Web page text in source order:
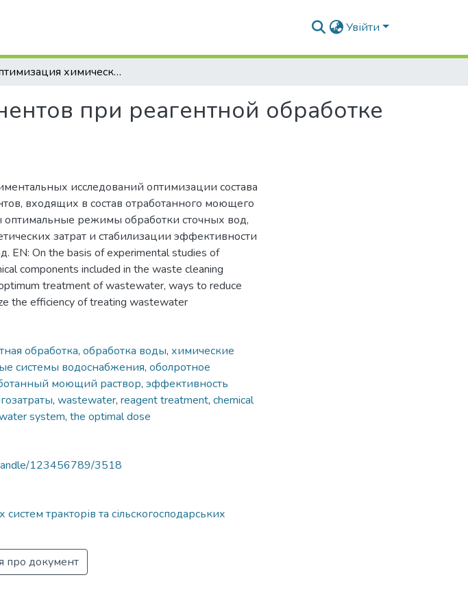
Увійти
Оптимизация химических компонентов при реагентной обработке сточных вод
при реагентной обработке
исследований оптимизации состава
входящих в состав отработанного моющего
оптимальные режимы обработки сточных вод,
затрат и стабилизации эффективности
EN: On the basis of experimental studies of
components included in the waste cleaning
treatment of wastewater, ways to reduce
the efficiency of treating wastewater
обработка, обработка воды, химические
системы водоснабжения, оболротное
моющий раствор, эффективность
, wastewater, reagent treatment, chemical
system, the optimal dose
123456789/3518
тракторів та сільскогосподарських
про документ